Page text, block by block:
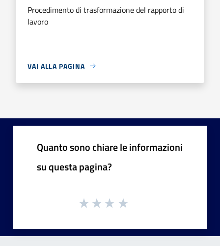
Procedimento di trasformazione del rapporto di
lavoro
VAI ALLA PAGINA
Quanto sono chiare le informazioni
su questa pagina?